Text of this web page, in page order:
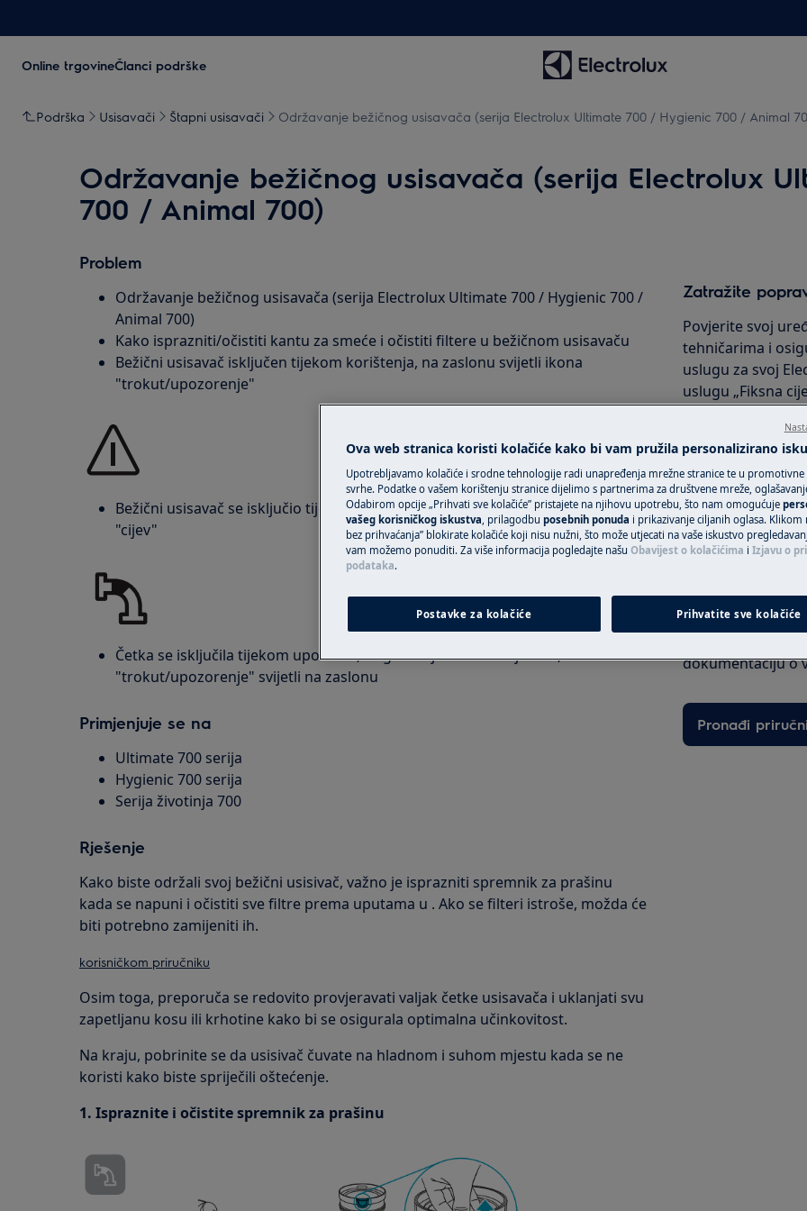
Online trgovineČlanci podrške
Podrška Usisavači Štapni usisavači Održavanje bežičnog usisavača (serija Electrolux Ultimate 700 / Hygienic 700 / Animal
Održavanje bežičnog usisavača (serija Electrolux
700 / Animal 700)
Problem
Održavanje bežičnog usisavača (serija Electrolux Ultimate 700 / Hygienic 700 /
Animal 700)
Kako isprazniti/očistiti kantu za smeće i očistiti filtere u bežičnom usisavaču
Bežični usisavač isključen tijekom korištenja, na zaslonu svijetli ikona
"trokut/upozorenje"
Bežični usisavač se isključio tijekom korištenja, a na zaslonu svijetli ikona
"cijev"
Četka se isključila tijekom upotrebe, ali glavna jedinica i dalje radi, ikona
"trokut/upozorenje" svijetli na zaslonu
Primjenjuje se na
Ultimate 700 serija
Hygienic 700 serija
Serija životinja 700
Rješenje
Kako biste održali svoj bežični usisivač, važno je isprazniti spremnik za prašinu
kada se napuni i očistiti sve filtre prema uputama u . Ako se filteri istroše, možda će
biti potrebno zamijeniti ih.
korisničkom priručniku
Osim toga, preporuča se redovito provjeravati valjak četke usisavača i uklanjati svu
zapetljanu kosu ili krhotine kako bi se osigurala optimalna učinkovitost.
Na kraju, pobrinite se da usisivač čuvate na hladnom i suhom mjestu kada se ne
koristi kako biste spriječili oštećenje.
1. Ispraznite i očistite spremnik za prašinu
Zatražite
Povjerite svoj
tehničarima i
uslugu za svoj
uslugu „Fiksna
uređaje van
jedinstven plan
intervenciju po
Rezerviraj
Pronađite svoj
Riješite
dokumentaciju o
Pronađi
Ova web stranica koristi kolačiće kako bi vam pružila personalizirano
Upotrebljavamo kolačiće i srodne tehnologije radi unapređenja mrežne stranice te u
svrhe. Podatke o vašem korištenju stranice dijelimo s partnerima za društvene mreže,
Odabirom opcije „Prihvati sve kolačiće” pristajete na njihovu upotrebu, što nam omogućuje
vašeg korisničkog iskustva, prilagodbu posebnih ponuda i prikazivanje ciljanih oglasa. Klikom
bez prihvaćanja” blokirate kolačiće koji nisu nužni, što može utjecati na vaše iskustvo
vam možemo ponuditi. Za više informacija pogledajte našu Obavijest o kolačićima i Izjavu o
podataka.
Postavke za kolačiće Prihvatite sve kolačiće